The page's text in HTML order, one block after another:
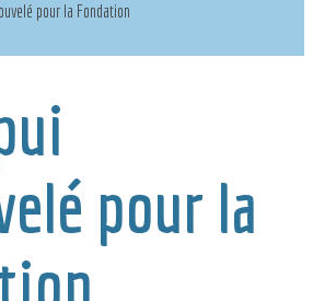
pour la Fondation
pour la